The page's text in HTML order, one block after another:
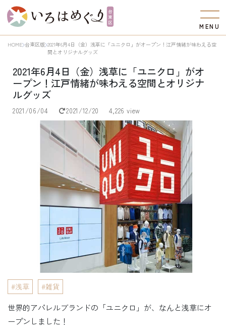
M EN U
HOME 台東区版 2021年6月4日（金）浅草に「ユニクロ」がオープン！江戸情緒が味わえる空
間とオリジナルグッズ
2021年6月4日（金）浅草に「ユニクロ」がオ
ープン！江戸情緒が味わえる空間とオリジナ
ルグッズ
2021/06/04 2021/12/20 4,226 view
浅草 雑貨
世界的アパレルブランドの「ユニクロ」が、なんと浅草にオ
ープンしました！